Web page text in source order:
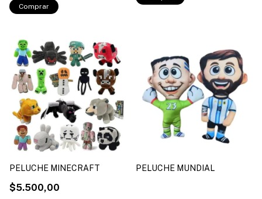
PELUCHE MINECRAFT
$5.500,00
PELUCHE MUNDIAL